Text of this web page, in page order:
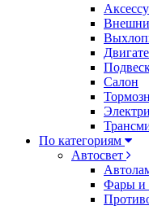
Салон
По категориям
Автосвет
Фары и